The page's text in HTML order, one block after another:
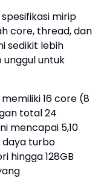
mirip
core, thread, dan
sedikit lebih
unggul untuk
16 core (8
total 24
mencapai 5,10
daya turbo
hingga 128GB